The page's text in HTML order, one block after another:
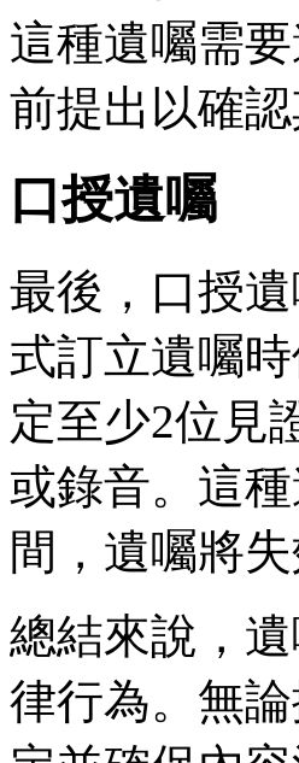
這種遺囑需
前提出以確認
口授遺囑
最後，口授
式訂立遺囑
定至少2位見
或錄音。這
間，遺囑將失
總結來說，
律行為。無